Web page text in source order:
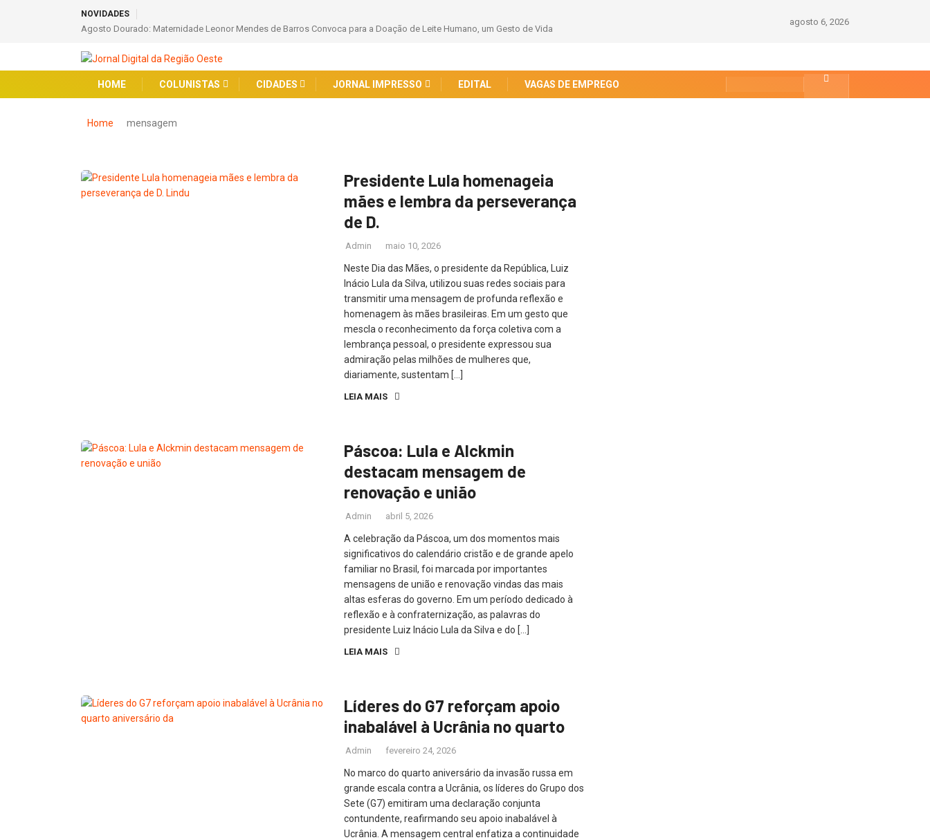
NOVIDADES
Agosto Dourado: Maternidade Leonor Mendes de Barros Convoca para a Doação de Leite Humano, um Gesto de Vida
agosto 6, 2026
HOME COLUNISTAS CIDADES JORNAL IMPRESSO EDITAL VAGAS DE EMPREGO
Home mensagem
Presidente Lula homenageia
mães e lembra da perseverança
de D.
Admin maio 10, 2026
Neste Dia das Mães, o presidente da República, Luiz
Inácio Lula da Silva, utilizou suas redes sociais para
transmitir uma mensagem de profunda reflexão e
homenagem às mães brasileiras. Em um gesto que
mescla o reconhecimento da força coletiva com a
lembrança pessoal, o presidente expressou sua
admiração pelas milhões de mulheres que,
diariamente, sustentam […]
LEIA MAIS
Páscoa: Lula e Alckmin
destacam mensagem de
renovação e união
Admin abril 5, 2026
A celebração da Páscoa, um dos momentos mais
significativos do calendário cristão e de grande apelo
familiar no Brasil, foi marcada por importantes
mensagens de união e renovação vindas das mais
altas esferas do governo. Em um período dedicado à
reflexão e à confraternização, as palavras do
presidente Luiz Inácio Lula da Silva e do […]
LEIA MAIS
Líderes do G7 reforçam apoio
inabalável à Ucrânia no quarto
Admin fevereiro 24, 2026
No marco do quarto aniversário da invasão russa em
grande escala contra a Ucrânia, os líderes do Grupo dos
Sete (G7) emitiram uma declaração conjunta
contundente, reafirmando seu apoio inabalável à
Ucrânia. A mensagem central enfatiza a continuidade